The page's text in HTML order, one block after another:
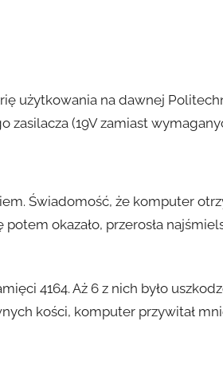
użytkowania na dawnej
(19V zamiast
Świadomość, że komputer
okazało, przerosła
4164. Aż 6 z nich było
kości, komputer przywitał